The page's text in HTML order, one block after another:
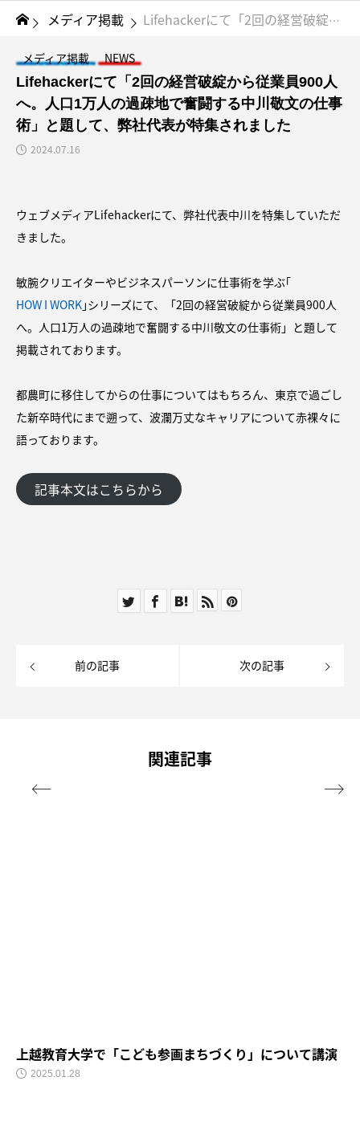
メディア掲載 Lifehackerにて「2回の経営破綻から従業員900人へ。人口1万人の過疎地で奮闘する中川敬文の仕事術」と題して、弊社代表が特集されました
メディア掲載
NEWS
Lifehackerにて「2回の経営破綻から従業員900人
へ。人口1万人の過疎地で奮闘する中川敬文の仕事
術」と題して、弊社代表が特集されました
2024.07.16
ウェブメディアLifehackerにて、弊社代表中川を特集していただ
きました。
敏腕クリエイターやビジネスパーソンに仕事術を学ぶ｢
HOW I WORK｣シリーズにて、「2回の経営破綻から従業員900人
へ。人口1万人の過疎地で奮闘する中川敬文の仕事術」と題して
掲載されております。
都農町に移住してからの仕事についてはもちろん、東京で過ごし
た新卒時代にまで遡って、波瀾万丈なキャリアについて赤裸々に
語っております。
記事本文はこちらから
前の記事 次の記事
関連記事
上越教育大学で「こども参画まちづくり」について講演
2025.01.28
 